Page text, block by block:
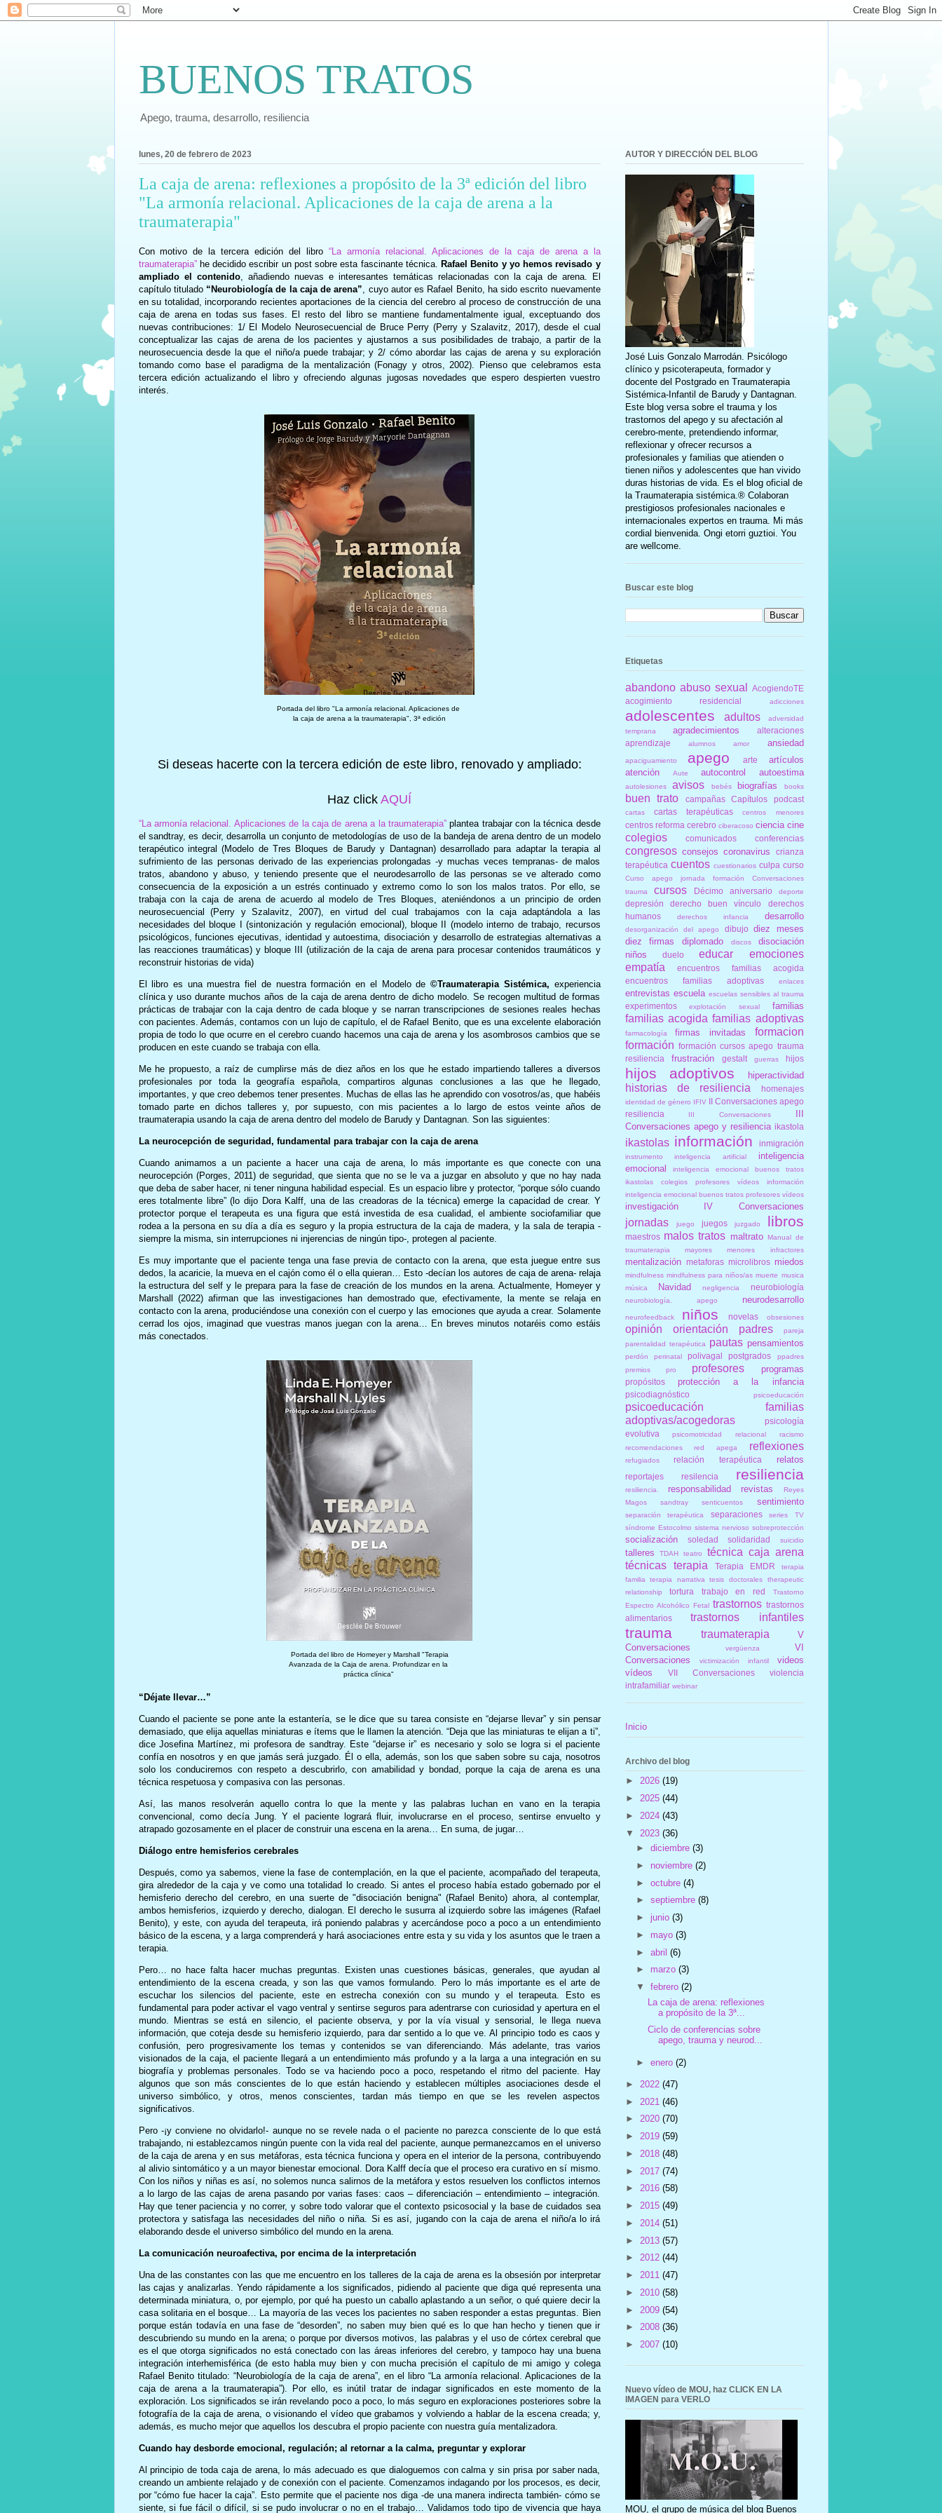
BUENOS TRATOS
Apego, trauma, desarrollo, resiliencia
lunes, 20 de febrero de 2023
La caja de arena: reflexiones a propósito de la 3ª edición del libro
"La armonía relacional. Aplicaciones de la caja de arena a la
traumaterapia"
Con motivo de la tercera edición del libro“La armonía relacional. Aplicaciones de la caja de arena a la
traumaterapia”he decidido escribir un post sobre esta fascinante técnica. Rafael Benito y yo hemos revisado y
ampliado el contenido, añadiendo nuevas e interesantes temáticas relacionadas con la caja de arena. El
capítulo titulado “Neurobiología de la caja de arena” , cuyo autor es Rafael Benito, ha sido escrito nuevamente
en su totalidad, incorporando recientes aportaciones de la ciencia del cerebro al proceso de construcción de una
caja de arena en todas sus fases. El resto del libro se mantiene fundamentalmente igual, exceptuando dos
nuevas contribuciones: 1/ El Modelo Neurosecuencial de Bruce Perry (Perry y Szalavitz, 2017), desde el cual
conceptualizar las cajas de arena de los pacientes y ajustarnos a sus posibilidades de trabajo, a partir de la
neurosecuencia desde la que el niño/a puede trabajar; y 2/ cómo abordar las cajas de arena y su exploración
tomando como base el paradigma de la mentalización (Fonagy y otros, 2002). Pienso que celebramos esta
tercera edición actualizando el libro y ofreciendo algunas jugosas novedades que espero despierten vuestro
interés.
Portada del libro "La armonía relacional. Aplicaciones de
la caja de arena a la traumaterapia", 3ª edición
Si deseas hacerte con la tercera edición de este libro, renovado y ampliado:
Haz click AQUÍ
“La armonía relacional. Aplicaciones de la caja de arena a la traumaterapia” plantea trabajar con la técnica desde
el sandtray, es decir, desarrolla un conjunto de metodologías de uso de la bandeja de arena dentro de un modelo
terapéutico integral (Modelo de Tres Bloques de Barudy y Dantagnan) desarrollado para adaptar la terapia al
sufrimiento de las personas derivado de las experiencias prolongadas -y muchas veces tempranas- de malos
tratos, abandono y abuso, y teniendo presente que el neurodesarrollo de las personas se ve alterado como
consecuencia de la exposición a un estrés continuado y extremo como lo son los malos tratos. Por ello, se
trabaja con la caja de arena de acuerdo al modelo de Tres Bloques, ateniéndonos a un principio de orden
neurosecuencial (Perry y Szalavitz, 2007), en virtud del cual trabajamos con la caja adaptándola a las
necesidades del bloque I (sintonización y regulación emocional), bloque II (modelo interno de trabajo, recursos
psicológicos, funciones ejecutivas, identidad y autoestima, disociación y desarrollo de estrategias alternativas a
las reacciones traumáticas) y bloque III (utilización de la caja de arena para procesar contenidos traumáticos y
reconstruir historias de vida)
El libro es una muestra fiel de nuestra formación en el Modelo de©Traumaterapia Sistémica, experiencia
clínica y uso durante muchos años de la caja de arena dentro de dicho modelo. Se recogen multitud de formas
prácticas de trabajar con la caja dentro de cada bloque y se narran transcripciones de sesiones reales hechas
con pacientes. Además, contamos con un lujo de capítulo, el de Rafael Benito, que es una excelente elaboración
propia de todo lo que ocurre en el cerebro cuando hacemos una caja de arena y los asombrosos cambios que se
producen en este cuando se trabaja con ella.
Me he propuesto, a raíz de cumplirse más de diez años en los que he estado impartiendo talleres a diversos
profesionales por toda la geografía española, compartiros algunas conclusiones a las que he llegado,
importantes, y que creo debemos tener presentes. Muchas de ellas las he aprendido con vosotros/as, que habéis
tomado parte en dichos talleres y, por supuesto, con mis pacientes a lo largo de estos veinte años de
traumaterapia usando la caja de arena dentro del modelo de Barudy y Dantagnan. Son las siguientes:
La neurocepción de seguridad, fundamental para trabajar con la caja de arena
Cuando animamos a un paciente a hacer una caja de arena, lo más importante es que conecte con una
neurocepción (Porges, 2011) de seguridad, que sienta que no se le va a juzgar en absoluto y que no hay nada
que deba de saber hacer, ni tener ninguna habilidad especial. Es un espacio libre y protector, “porque sólo cuando
eres totalmente libre” (lo dijo Dora Kalff, una de las creadoras de la técnica) emerge la capacidad de crear. Y
protector porque el terapeuta es una figura que está investida de esa cualidad, el ambiente sociofamiliar que
rodea a la persona en su día a día es seguro y la propia estructura de la caja de madera, y la sala de terapia -
siempre la misma, sin interrupciones ni injerencias de ningún tipo-, protegen al paciente.
Es muy importante que el paciente tenga una fase previa de contacto con la arena, que esta juegue entre sus
dedos, la acaricie, la mueva en el cajón como él o ella quieran… Esto -decían los autores de caja de arena- relaja
la estructura del self y le prepara para la fase de creación de los mundos en la arena. Actualmente, Homeyer y
Marshall (2022) afirman que las investigaciones han demostrado que, efectivamente, la mente se relaja en
contacto con la arena, produciéndose una conexión con el cuerpo y las emociones que ayuda a crear. Solamente
cerrad los ojos, imaginad que vuestras manos juegan con la arena… En breves minutos notaréis como estáis
más conectados.
Portada del libro de Homeyer y Marshall "Terapia
Avanzada de la Caja de arena. Profundizar en la
práctica clínica"
“Déjate llevar…”
Cuando el paciente se pone ante la estantería, se le dice que su tarea consiste en “dejarse llevar” y sin pensar
demasiado, que elija aquellas miniaturas e ítems que le llamen la atención. “Deja que las miniaturas te elijan a ti”,
dice Josefina Martínez, mi profesora de sandtray. Este “dejarse ir” es necesario y solo se logra si el paciente
confía en nosotros y en que jamás será juzgado. Él o ella, además, son los que saben sobre su caja, nosotros
solo los conduciremos con respeto a descubrirlo, con amabilidad y bondad, porque la caja de arena es una
técnica respetuosa y compasiva con las personas.
Así, las manos resolverán aquello contra lo que la mente y las palabras luchan en vano en la terapia
convencional, como decía Jung. Y el paciente logrará fluir, involucrarse en el proceso, sentirse envuelto y
atrapado gozosamente en el placer de construir una escena en la arena… En suma, de jugar…
Diálogo entre hemisferios cerebrales
Después, como ya sabemos, viene la fase de contemplación, en la que el paciente, acompañado del terapeuta,
gira alrededor de la caja y ve como una totalidad lo creado. Si antes el proceso había estado gobernado por el
hemisferio derecho del cerebro, en una suerte de "disociación benigna" (Rafael Benito) ahora, al contemplar,
ambos hemisferios, izquierdo y derecho, dialogan. El derecho le susurra al izquierdo sobre las imágenes (Rafael
Benito), y este, con ayuda del terapeuta, irá poniendo palabras y acercándose poco a poco a un entendimiento
básico de la escena, y a larga comprenderá y hará asociaciones entre esta y su vida y los asuntos que le traen a
terapia.
Pero… no hace falta hacer muchas preguntas. Existen unas cuestiones básicas, generales, que ayudan al
entendimiento de la escena creada, y son las que vamos formulando. Pero lo más importante es el arte de
escuchar los silencios del paciente, este en estrecha conexión con su mundo y el terapeuta. Esto es
fundamental para poder activar el vago ventral y sentirse seguros para adentrarse con curiosidad y apertura en el
mundo. Mientras se está en silencio, el paciente observa, y por la vía visual y sensorial, le llega nueva
información, que coteja desde su hemisferio izquierdo, para dar sentido a lo que ve. Al principio todo es caos y
confusión, pero progresivamente los temas y contenidos se van diferenciando. Más adelante, tras varios
visionados de la caja, el paciente llegará a un entendimiento más profundo y a la larga a una integración en su
biografía y problemas personales. Todo se va haciendo poco a poco, respetando el ritmo del paciente. Hay
algunos que son más conscientes de lo que están haciendo y establecen múltiples asociaciones desde el
universo simbólico, y otros, menos conscientes, tardan más tiempo en que se les revelen aspectos
significativos.
Pero -¡y conviene no olvidarlo!- aunque no se revele nada o el paciente no parezca consciente de lo que está
trabajando, ni establezcamos ningún puente con la vida real del paciente, aunque permanezcamos en el universo
de la caja de arena y en sus metáforas, esta técnica funciona y opera en el interior de la persona, contribuyendo
al alivio sintomático y a un mayor bienestar emocional. Dora Kalff decía que el proceso era curativo en sí mismo.
Con los niños y niñas es así, no solemos nunca salirnos de la metáfora y estos resuelven los conflictos internos
a lo largo de las cajas de arena pasando por varias fases: caos – diferenciación – entendimiento – integración.
Hay que tener paciencia y no correr, y sobre todo valorar que el contexto psicosocial y la base de cuidados sea
protectora y satisfaga las necesidades del niño o niña. Si es así, jugando con la caja de arena el niño/a lo irá
elaborando desde el universo simbólico del mundo en la arena.
La comunicación neuroafectiva, por encima de la interpretación
Una de las constantes con las que me encuentro en los talleres de la caja de arena es la obsesión por interpretar
las cajas y analizarlas. Yendo rápidamente a los significados, pidiendo al paciente que diga qué representa una
determinada miniatura, o, por ejemplo, por qué ha puesto un caballo aplastando a un señor, o qué quiere decir la
casa solitaria en el bosque… La mayoría de las veces los pacientes no saben responder a estas preguntas. Bien
porque están todavía en una fase de “desorden”, no saben muy bien qué es lo que han hecho y tienen que ir
descubriendo su mundo en la arena; o porque por diversos motivos, las palabras y el uso de córtex cerebral que
es el que otorga significados no está conectado con las áreas inferiores del cerebro, y tampoco hay una buena
integración interhemisférica (de esto habla muy bien y con mucha precisión el capítulo de mi amigo y colega
Rafael Benito titulado: “Neurobiología de la caja de arena”, en el libro “La armonía relacional. Aplicaciones de la
caja de arena a la traumaterapia”). Por ello, es inútil tratar de indagar significados en este momento de la
exploración. Los significados se irán revelando poco a poco, lo más seguro en exploraciones posteriores sobre la
fotografía de la caja de arena, o visionando el vídeo que grabamos y volviendo a hablar de la escena creada; y,
además, es mucho mejor que aquellos los descubra el propio paciente con nuestra guía mentalizadora.
Cuando hay desborde emocional, regulación; al retornar a la calma, preguntar y explorar
Al principio de toda caja de arena, lo más adecuado es que dialoguemos con calma y sin prisa por saber nada,
creando un ambiente relajado y de conexión con el paciente. Comenzamos indagando por los procesos, es decir,
por “cómo fue hacer la caja”. Esto permite que el paciente nos diga -de una manera indirecta también- cómo se
siente, si fue fácil o difícil, si se pudo involucrar o no en el trabajo… Validamos todo tipo de vivencia que haya
AUTOR Y DIRECCIÓN DEL BLOG
José Luis Gonzalo Marrodán. Psicólogo
clínico y psicoterapeuta, formador y
docente del Postgrado en Traumaterapia
Sistémica-Infantil de Barudy y Dantagnan.
Este blog versa sobre el trauma y los
trastornos del apego y su afectación al
cerebro-mente, pretendiendo informar,
reflexionar y ofrecer recursos a
profesionales y familias que atienden o
tienen niños y adolescentes que han vivido
duras historias de vida. Es el blog oficial de
la Traumaterapia sistémica.® Colaboran
prestigiosos profesionales nacionales e
internacionales expertos en trauma. Mi más
cordial bienvenida. Ongi etorri guztioi. You
are wellcome.
Buscar este blog
Etiquetas
abandono abuso sexual
AcogiendoTE
acogimiento residencial
adicciones
adolescentes adultos
adversidad
temprana
agradecimientos
alteraciones
aprendizaje
alumnos amor ansiedad
apaciguamiento apego arte
artículos
atención
Aute autocontrol autoestima
autolesiones avisos bebés biografías books
buen trato campañas Capítulos podcast
cartas cartas terapéuticas centros menores
centros reforma cerebro ciberacoso ciencia cine
colegios comunicados conferencias
congresos consejos coronavirus
crianza
terapéutica cuentos cuestionarios culpa curso
Curso apego jornada formación Conversaciones
trauma
cursos Décimo aniversario deporte
depresión derecho buen vínculo
derechos
humanos
derechos infancia desarrollo
desorganización del apego dibujo diez meses
diez firmas
diplomado discos
disociación
niños
duelo educar
emociones
empatía
encuentros familias acogida
encuentros familias adoptivas
enlaces
entrevistas escuela escuelas sensibles al trauma
experimentos explotación sexual familias
familias acogida familias adoptivas
farmacología firmas invitadas
formacion
formación formación cursos apego trauma
resiliencia
frustración gestalt guerras hijos
hijos adoptivos hiperactividad
historias de resiliencia homenajes
identidad de género IFIV II Conversaciones apego
resiliencia
III Conversaciones
III
Conversaciones apego y resiliencia ikastola
ikastolas información inmigración
instrumento inteligencia artificial
inteligencia
emocional
inteligencia emocional buenos tratos
ikastolas colegios profesores vídeos información
inteligencia emocional buenos tratos profesores vídeos
investigación IV Conversaciones
jornadas juego juegos juzgado libros
maestros malos tratos maltrato Manual de
traumaterapia
mayores menores infractores
mentalización metaforas microlibros miedos
mindfulness mindfulness para niños/as muerte musica
música
Navidad negligencia neurobiología
neurobiología. apego neurodesarrollo
neurofeedback niños novelas obsesiones
opinión orientación padres
pareja
parentalidad terapéutica
pautas pensamientos
perdón perinatal polivagal postgrados
ppadres
premios
pro profesores programas
propósitos protección a la infancia
psicodiagnóstico psicoeducación
psicoeducación familias
adoptivas/acogedoras
psicología
evolutiva
psicomotricidad relacional
racismo
recomendaciones
red apega reflexiones
refugiados relación terapéutica relatos
reportajes resilencia resiliencia
resiliencia. responsabilidad revistas
Reyes
Magos
sandtray senticuentos sentimiento
separación terapéutica separaciones
series TV
síndrome Estocolmo sistema nervioso sobreprotección
socialización soledad solidaridad suicidio
talleres TDAH teatro
técnica caja arena
técnicas
terapia Terapia EMDR
terapia
familia
terapia narrativa tesis doctorales
therapeutic
relationship
tortura trabajo en red
Trastorno
Espectro Alcohólico Fetal trastornos trastornos
alimentarios
trastornos infantiles
trauma traumaterapia
V
Conversaciones
vergüenza
VI
Conversaciones
victimización infantil
videos
vídeos
VII Conversaciones
violencia
intrafamiliar webinar
Inicio
Archivo del blog
► 2026 (19)
► 2025 (44)
► 2024 (43)
▼ 2023 (36)
►diciembre(3)
► noviembre(2)
►octubre(4)
►septiembre(8)
►junio(3)
► mayo(3)
►abril(6)
► marzo(3)
▼febrero(2)
La caja de arena: reflexiones
a propósito de la 3ª...
Ciclo de conferencias sobre
apego, trauma y neurod...
►enero(2)
► 2022 (47)
► 2021 (46)
► 2020 (70)
► 2019 (59)
► 2018 (48)
► 2017 (74)
► 2016 (58)
► 2015 (49)
► 2014 (51)
► 2013 (57)
► 2012 (44)
► 2011 (47)
► 2010 (58)
► 2009 (54)
► 2008 (36)
► 2007 (10)
Nuevo vídeo de MOU, haz CLICK EN LA
IMAGEN para VERLO
MOU, el grupo de música del blog Buenos